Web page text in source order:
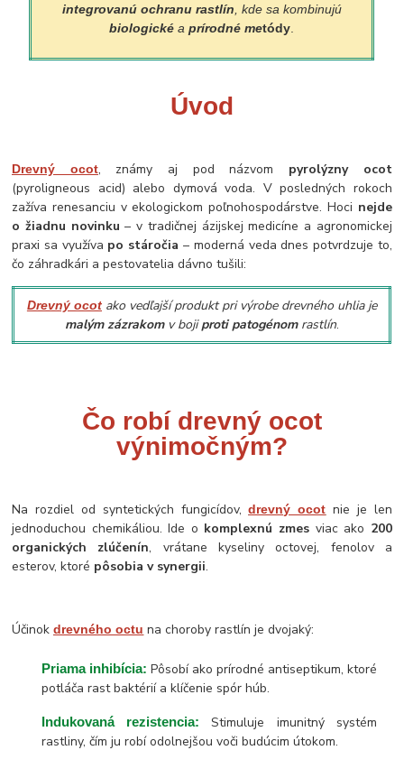
integrovanú ochranu rastlín , kde sa kombinujú
biologické aprírodné metódy
Úvod
Drevný ocot, známy aj pod názvom pyrolýzny ocot
(pyroligneous acid) alebo dymová voda. V posledných rokoch
zažíva renesanciu v ekologickom poľnohospodárstve. Hoci nejde
o žiadnu novinku – v tradičnej ázijskej medicíne a agronomickej
praxi sa využíva po stáročia – moderná veda dnes potvrdzuje to,
čo záhradkári a pestovatelia dávno tušili:
Drevný ocotako vedľajší produkt pri výrobe drevného uhlia je
malým zázrakomv bojiproti patogénomrastlín.
Čo robí drevný ocot
výnimočným?
Na rozdiel od syntetických fungicídov,drevný ocot nie je len
jednoduchou chemikáliou. Ide o komplexnú zmes viac ako 200
organických zlúčenín, vrátane kyseliny octovej, fenolov a
esterov, ktoré pôsobia v synergii.
Účinokdrevného octu na choroby rastlín je dvojaký:
Priama inhibícia: Pôsobí ako prírodné antiseptikum, ktoré
potláča rast baktérií a klíčenie spór húb.
Indukovaná rezistencia:
Stimuluje imunitný systém
rastliny, čím ju robí odolnejšou voči budúcim útokom.